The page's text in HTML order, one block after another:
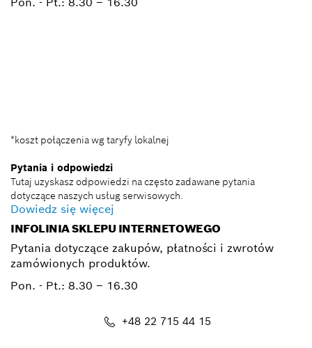
*koszt połączenia wg taryfy lokalnej
Pytania i odpowiedzi
Tutaj uzyskasz odpowiedzi na często zadawane pytania
dotyczące naszych usług serwisowych.
Dowiedz się więcej
INFOLINIA SKLEPU INTERNETOWEGO
Pytania dotyczące zakupów, płatności i zwrotów
zamówionych produktów.
Pon. - Pt.: 8.30 – 16.30
+48 22 715 44 15